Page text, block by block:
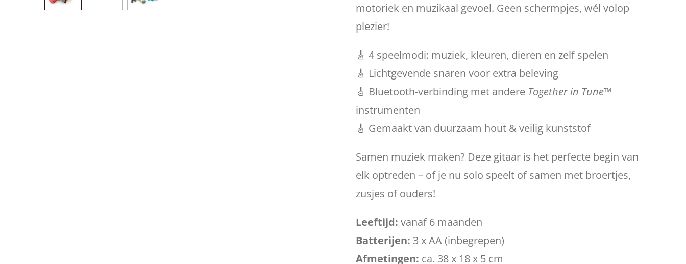
motoriek en muzikaal gevoel. Geen schermpjes, wél volop
plezier!
🎸 4 speelmodi: muziek, kleuren, dieren en zelf spelen
🎸 Lichtgevende snaren voor extra beleving
🎸 Bluetooth-verbinding met andere Together in Tune™
instrumenten
🎸 Gemaakt van duurzaam hout & veilig kunststof
Samen muziek maken? Deze gitaar is het perfecte begin van
elk optreden – of je nu solo speelt of samen met broertjes,
zusjes of ouders!
Leeftijd: vanaf 6 maanden
Batterijen: 3 x AA (inbegrepen)
Afmetingen: ca. 38 x 18 x 5 cm